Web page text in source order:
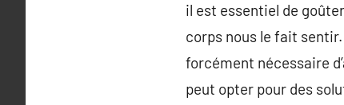
il est essentiel de
corps nous le fait
forcément nécessaire
peut opter pour des